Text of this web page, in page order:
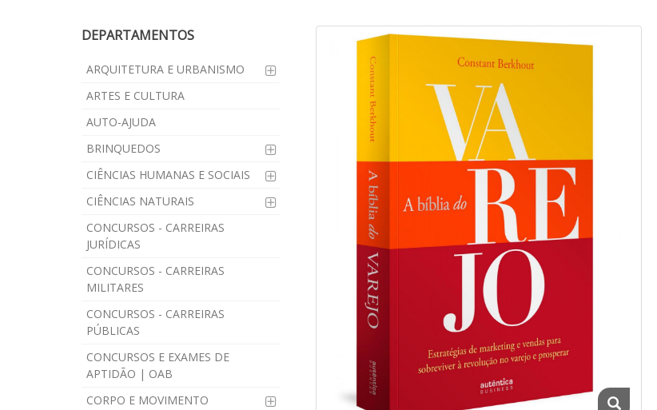
DEPARTAMENTOS
ARQUITETURA E URBANISMO
ARTES E CULTURA
AUTO-AJUDA
BRINQUEDOS
CIÊNCIAS HUMANAS E SOCIAIS
CIÊNCIAS NATURAIS
CONCURSOS - CARREIRAS
JURÍDICAS
CONCURSOS - CARREIRAS
MILITARES
CONCURSOS - CARREIRAS
PÚBLICAS
CONCURSOS E EXAMES DE
APTIDÃO | OAB
CORPO E MOVIMENTO